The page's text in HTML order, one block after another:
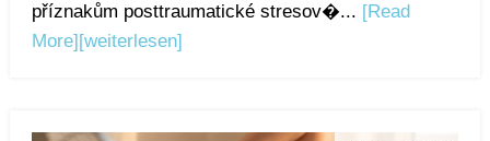
příznakům posttraumatické stresov�... [Read
More] [weiterlesen]